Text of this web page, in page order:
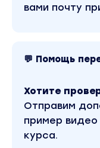
Еще раз:
инструмента
Потенциал
голове.
вами почту
💬 Помощь
Хотите
Отправим
пример
курса.